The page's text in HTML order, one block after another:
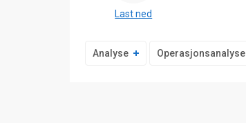
Last ned
Analyse Operasjonsanalyse